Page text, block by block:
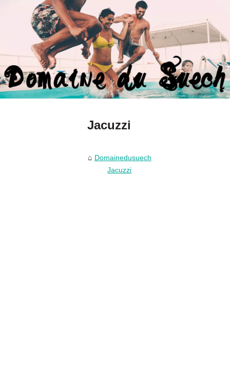
Jacuzzi
Domainedusuech
Jacuzzi